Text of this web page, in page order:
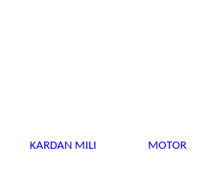
KARDAN MILI MOTOR